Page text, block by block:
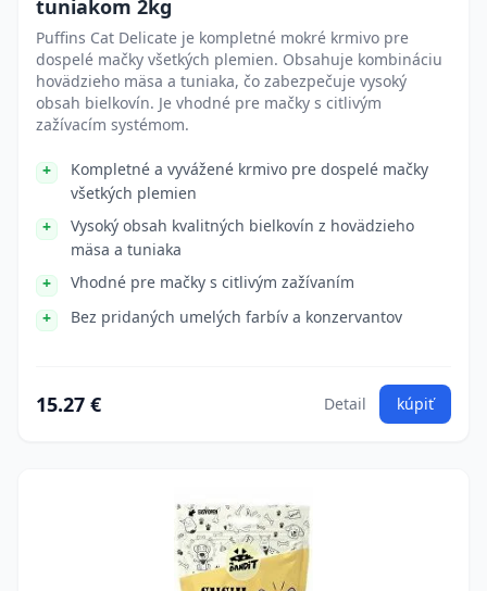
tuniakom 2kg
Puffins Cat Delicate je kompletné mokré krmivo pre
dospelé mačky všetkých plemien. Obsahuje kombináciu
hovädzieho mäsa a tuniaka, čo zabezpečuje vysoký
obsah bielkovín. Je vhodné pre mačky s citlivým
zažívacím systémom.
Kompletné a vyvážené krmivo pre dospelé mačky
všetkých plemien
Vysoký obsah kvalitných bielkovín z hovädzieho
mäsa a tuniaka
Vhodné pre mačky s citlivým zažívaním
Bez pridaných umelých farbív a konzervantov
15.27 € Detail kúpiť